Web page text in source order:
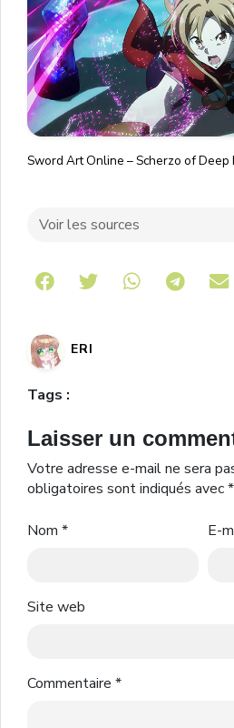
Sword Art Online – Scherzo of Deep
Voir les sources
Share
ERI
Tags :
Laisser un
Votre adresse e-mail ne sera
obligatoires sont indiqués avec*
Nom * E-
Site web
Commentaire *